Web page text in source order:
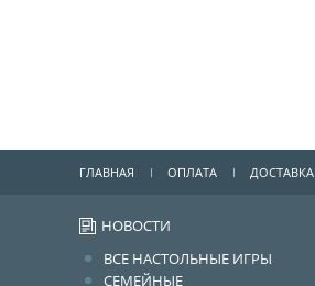
ГЛАВНАЯ ОПЛАТА ДОСТАВКА
НОВОСТИ
ВСЕ НАСТОЛЬНЫЕ ИГРЫ
СЕМЕЙНЫЕ